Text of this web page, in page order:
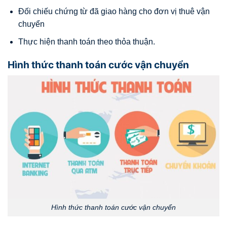
Đối chiếu chứng từ đã giao hàng cho đơn vị thuê vận
chuyển
Thực hiện thanh toán theo thỏa thuận.
Hình thức thanh toán cước vận chuyển
Hình thức thanh toán cước vận chuyển